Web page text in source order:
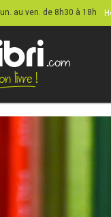
lun. au ven. de 8h30 à 18h